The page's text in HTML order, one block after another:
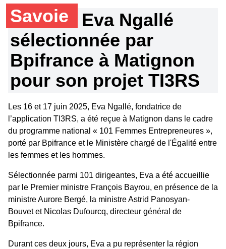
Savoie
Eva Ngallé
sélectionnée par
Bpifrance à Matignon
pour son projet TI3RS
Les 16 et 17 juin 2025, Eva Ngallé, fondatrice de
l’application TI3RS, a été reçue à Matignon dans le cadre
du programme national « 101 Femmes Entrepreneures »,
porté par Bpifrance et le Ministère chargé de l'Égalité entre
les femmes et les hommes.
Sélectionnée parmi 101 dirigeantes, Eva a été accueillie
par le Premier ministre François Bayrou, en présence de la
ministre Aurore Bergé, la ministre Astrid Panosyan-
Bouvet et Nicolas Dufourcq, directeur général de
Bpifrance.
Durant ces deux jours, Eva a pu représenter la région